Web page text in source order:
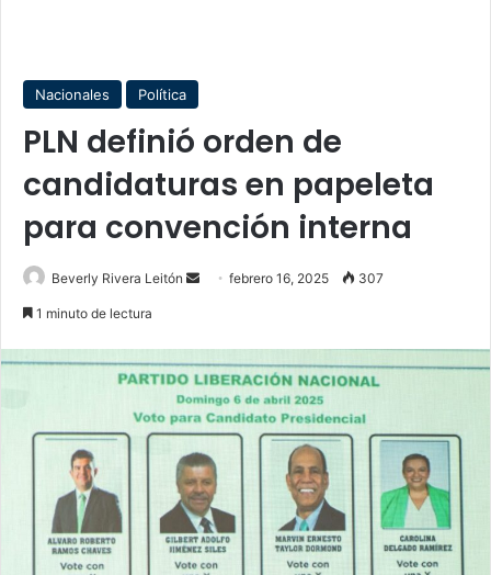
Nacionales Política
PLN definió orden de
candidaturas en papeleta
para convención interna
Beverly Rivera Leitón
Sendfebrero 16, 2025 307
1 minuto de lectura